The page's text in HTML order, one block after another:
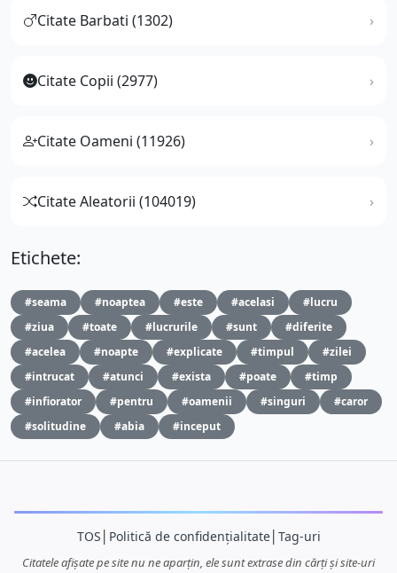
Citate Barbati (1302)
Citate Copii (2977)
Citate Oameni (11926)
Citate Aleatorii (104019)
Etichete:
#seama #noaptea #este #acelasi
#lucru
#ziua
#toate #lucrurile #sunt
#diferite
#acelea
#noapte #explicate #timpul
#zilei
#intrucat
#atunci #exista #poate
#timp
#infiorator
#pentru #oamenii #singuri
#caror
#solitudine
#abia #inceput
TOS Politică de confidențialitate│ Tag-uri
Citatele afișate pe site nu ne aparțin, ele sunt extrase din cărți și site-uri